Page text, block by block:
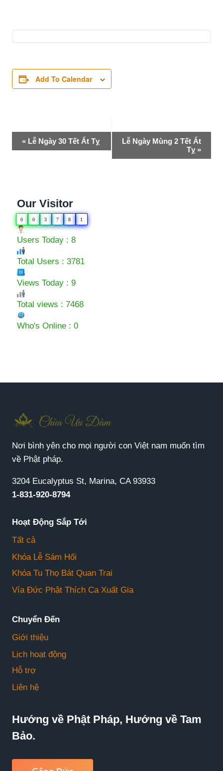
Add To Calendar
Event
« Lễ Ngày 30 Tết Ất Tỵ
Lễ Ngày Mùng 2 Tết Ất
Tỵ »
Our Visitor
0 0 3 7 8 1
Users Today : 8
Total Users : 3781
Views Today : 9
Total views : 7468
Who's Online : 0
Nơi bình yên cho mọi người con Việt nam muốn tìm
về Phật pháp.
3204 Eucalyptus St, Marina, CA 93933
1-831-920-8794
Hoạt Động Sắp Tới
Tất cả
Khóa Lễ Sám Hối
Khóa Tu Thọ Bát Quan Trai
Vía Đức Phật Thích Ca Xuất Gia
Chuyển Đến
Giới thiệu
Lịch hoạt động
Hỗ trợ
Liên hệ
Hướng về Phật Pháp, Hướng về Tam
Bảo.